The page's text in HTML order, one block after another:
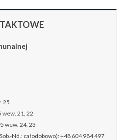
25
wew. 21, 22
wew. 24, 23
Nd.: całodobowo): +48 604 984 497